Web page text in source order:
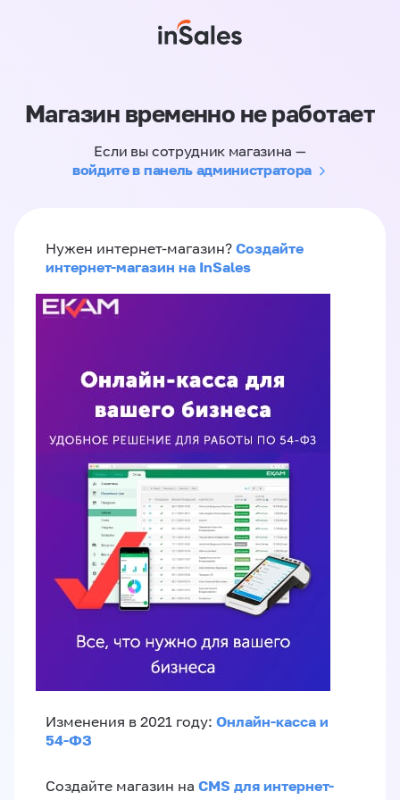
Магазин временно не работает
Если вы сотрудник магазина —
войдите в панель администратора
Нужен интернет-магазин? Создайте
интернет-магазин на InSales
Изменения в 2021 году: Онлайн-касса и
54-ФЗ
Создайте магазин на CMS для интернет-